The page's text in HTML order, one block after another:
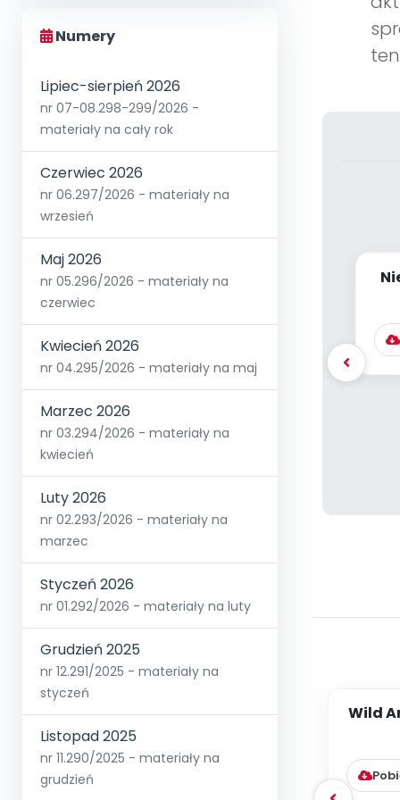
Numery
Lipiec-sierpień 2026
nr 07-08.298-299/2026 -
materiały na cały rok
Czerwiec 2026
nr 06.297/2026 - materiały na
wrzesień
Maj 2026
nr 05.296/2026 - materiały na
czerwiec
Kwiecień 2026
nr 04.295/2026 - materiały na maj
Marzec 2026
nr 03.294/2026 - materiały na
kwiecień
Luty 2026
nr 02.293/2026 - materiały na
marzec
Styczeń 2026
nr 01.292/2026 - materiały na luty
Grudzień 2025
nr 12.291/2025 - materiały na
styczeń
Listopad 2025
nr 11.290/2025 - materiały na
grudzień
Wild